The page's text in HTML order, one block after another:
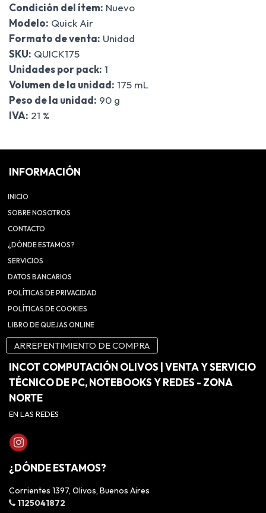
Condición del ítem: Nuevo
Modelo: Quick Air
Formato de venta: Unidad
SKU: QUICK175
Unidades por pack: 1
Volumen de la unidad: 175 mL
Peso de la unidad: 90 g
IVA: 21 %
INFORMACIÓN
INICIO
SOBRE NOSOTROS
CONTACTO
¿DÓNDE ESTAMOS?
SERVICIOS
DATOS BANCARIOS
POLÍTICAS DE PRIVACIDAD
POLÍTICAS DE COOKIES
LIBRO DE QUEJAS ONLINE
ARREPENTIMIENTO DE COMPRA
INCOT COMPUTACIÓN OLIVOS | VENTA Y SERVICIO
TÉCNICO DE PC, NOTEBOOKS Y REDES - ZONA
NORTE
EN LAS REDES
¿DÓNDE ESTAMOS?
Corrientes 1397, Olivos, Buenos Aires
1125041872